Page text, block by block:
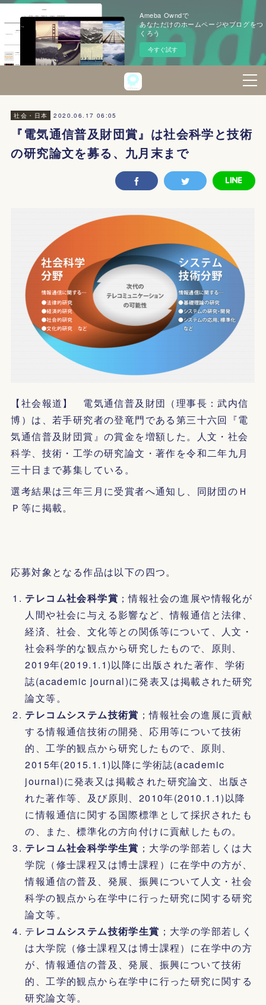
Ameba Owndで
あなただけのホームページやブログをつ
くろう
今すぐ試す
社会・日本 2020.06.17 06:05
『電気通信普及財団賞』は社会科学と技術
の研究論文を募る、九月末まで
【社会報道】 電気通信普及財団（理事長：武内信
博）は、若手研究者の登竜門である第三十六回『電
気通信普及財団賞』の賞金を増額した。人文・社会
科学、技術・工学の研究論文・著作を令和二年九月
三十日まで募集している。
選考結果は三年三月に受賞者へ通知し、同財団のＨ
Ｐ等に掲載。
応募対象となる作品は以下の四つ。
テレコム社会科学賞 ；情報社会の進展や情報化が
人間や社会に与える影響など、情報通信と法律、
経済、社会、文化等との関係等について、人文・
社会科学的な観点から研究したもので、原則、
2019年(2019.1.1)以降に出版された著作、学術
誌(academic journal)に発表又は掲載された研究
論文等。
テレコムシステム技術賞 ；情報社会の進展に貢献
する情報通信技術の開発、応用等について技術
的、工学的観点から研究したもので、原則、
2015年(2015.1.1)以降に学術誌(academic
journal)に発表又は掲載された研究論文、出版さ
れた著作等、及び原則、2010年(2010.1.1)以降
に情報通信に関する国際標準として採択されたも
の、また、標準化の方向付けに貢献したもの。
テレコム社会科学学生賞 ；大学の学部若しくは大
学院（修士課程又は博士課程）に在学中の方が、
情報通信の普及、発展、振興について人文・社会
科学の観点から在学中に行った研究に関する研究
論文等。
テ レコムシステム技術学生賞 ；大学の学部若しく
は大学院（修士課程又は博士課程）に在学中の方
が、情報通信の普及、発展、振興について技術
的、工学的観点から在学中に行った研究に関する
研究論文等。